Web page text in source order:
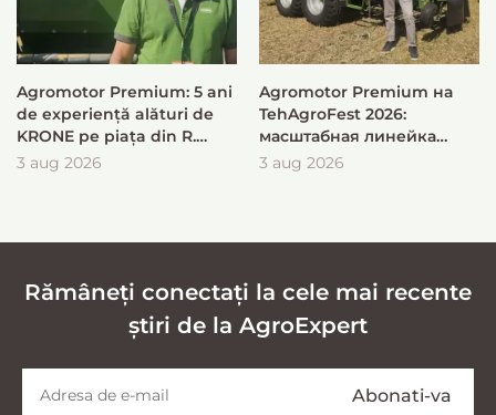
Agromotor Premium: 5 ani
de experiență alături de
KRONE pe piața din R.
Moldova
3 aug 2026
Agromotor Premium на
TehAgroFest 2026:
масштабная линейка
KRONE для быстрой и
3 aug 2026
Rămâneți conectați la cele mai recente
știri de la AgroExpert